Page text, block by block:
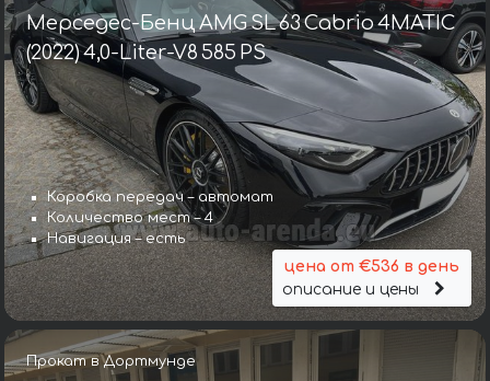
Мерседес-Бенц AMG SL 63 Cabrio 4MATIC
(2022) 4,0-Liter-V8 585 PS
Коробка передач – автомат
Количество мест – 4
Навигация – есть
цена от €536 в день
описание и цены
Прокат в Дортмунде